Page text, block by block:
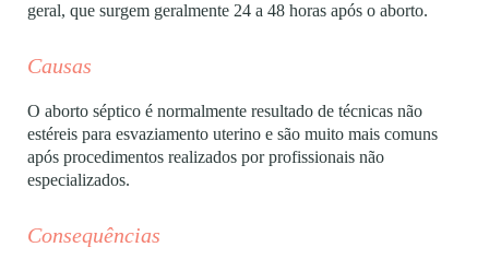
geral, que surgem geralmente 24 a 48 horas após o aborto.
Causas
O aborto séptico é normalmente resultado de técnicas não
estéreis para esvaziamento uterino e são muito mais comuns
após procedimentos realizados por profissionais não
especializados.
Consequências